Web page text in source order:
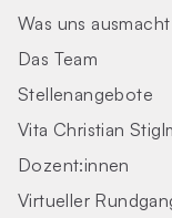
Was uns ausmacht
Das Team
Stellenangebote
Vita Christian
Dozent:innen
Virtueller